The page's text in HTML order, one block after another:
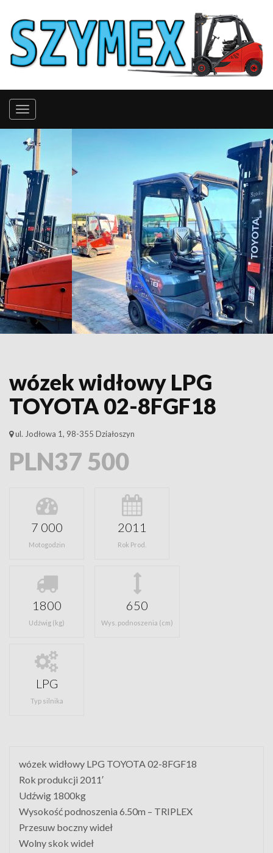
wózek widłowy LPG
TOYOTA 02-8FGF18
ul. Jodłowa 1, 98-355 Działoszyn
PLN37 500
7 000
Motogodzin
2011
Rok Prod.
1800
Udźwig (kg)
650
Wys. podnoszenia (cm)
LPG
Typ silnika
wózek widłowy LPG TOYOTA 02-8FGF18
Rok produkcji 2011′
Udźwig 1800kg
Wysokość podnoszenia 6.50m – TRIPLEX
Przesuw boczny wideł
Wolny skok wideł